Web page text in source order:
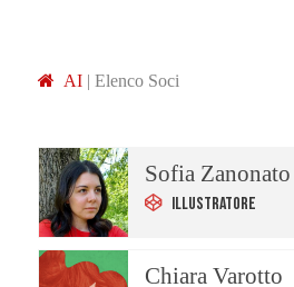
AI | Elenco Soci
Sofia Zanonato
Illustratore
Chiara Varotto